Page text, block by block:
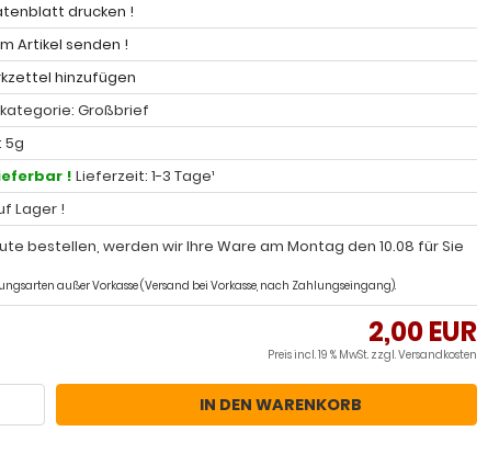
drucken !
Artikel senden !
hinzufügen
Großbrief
5g
! Lieferzeit: 1-3 Tage¹
Lager !
bestellen, werden wir Ihre Ware am Montag den 10.08 für Sie
außer Vorkasse (Versand bei Vorkasse, nach Zahlungseingang).
2,00 EUR
Preis incl. 19 % MwSt. zzgl.Versandkosten
IN DEN WARENKORB